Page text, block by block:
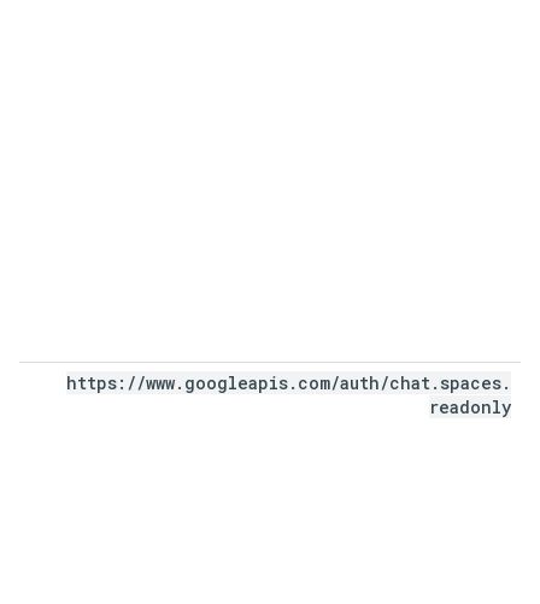
https: //www. googleapis. com/auth/chat. spaces.
readonly